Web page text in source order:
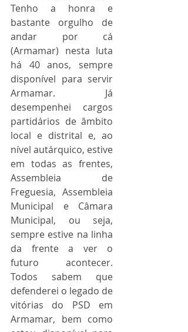
Tenho a honra e
bastante orgulho de
andar por cá
(Armamar) nesta luta
há 40 anos, sempre
disponível para servir
Armamar. Já
desempenhei cargos
partidários de âmbito
local e distrital e, ao
nível autárquico, estive
em todas as frentes,
Assembleia de
Freguesia, Assembleia
Municipal e Câmara
Municipal, ou seja,
sempre estive na linha
da frente a ver o
futuro acontecer.
Todos sabem que
defenderei o legado de
vitórias do PSD em
Armamar, bem como